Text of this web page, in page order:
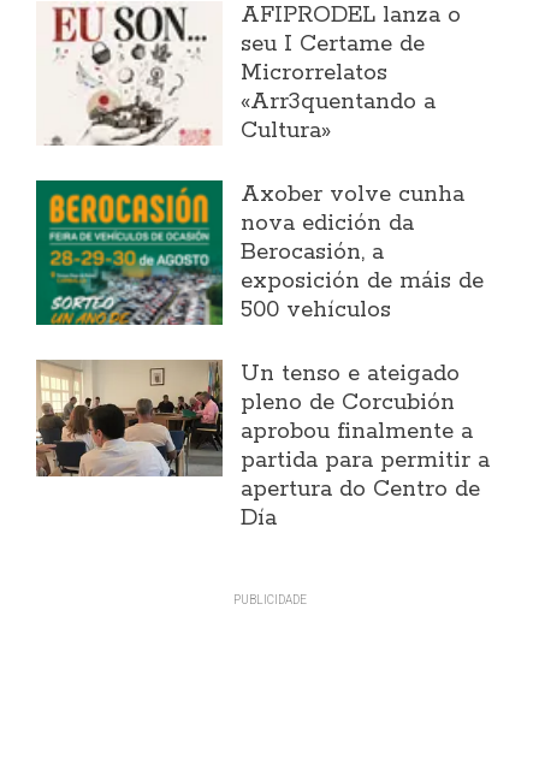
AFIPRODEL lanza o
seu I Certame de
Microrrelatos
«Arr3quentando a
Cultura»
Axober volve cunha
nova edición da
Berocasión, a
exposición de máis de
500 vehículos
Un tenso e ateigado
pleno de Corcubión
aprobou finalmente a
partida para permitir a
apertura do Centro de
Día